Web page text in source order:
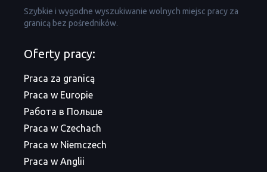
Szybkie i wygodne wyszukiwanie wolnych miejsc pracy za
granicą bez pośredników.
Oferty pracy:
Praca za granicą
Praca w Europie
Работа в Польше
Praca w Czechach
Praca w Niemczech
Praca w Anglii